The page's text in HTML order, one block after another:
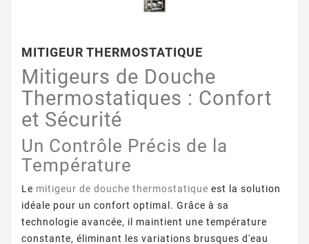
MITIGEUR THERMOSTATIQUE
Mitigeurs de Douche
Thermostatiques : Confort
et Sécurité
Un Contrôle Précis de la
Température
Le mitigeur de douche thermostatique est la solution
idéale pour un confort optimal. Grâce à sa
technologie avancée, il maintient une température
constante, éliminant les variations brusques d'eau